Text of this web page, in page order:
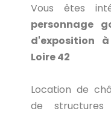
Vous êtes
personnage
d'exposition
Loire 42
Location de
de structures